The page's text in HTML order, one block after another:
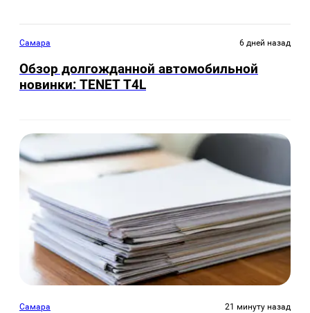
Самара 6 дней назад
Обзор долгожданной автомобильной
новинки: TENET Т4L
Самара 21 минуту назад